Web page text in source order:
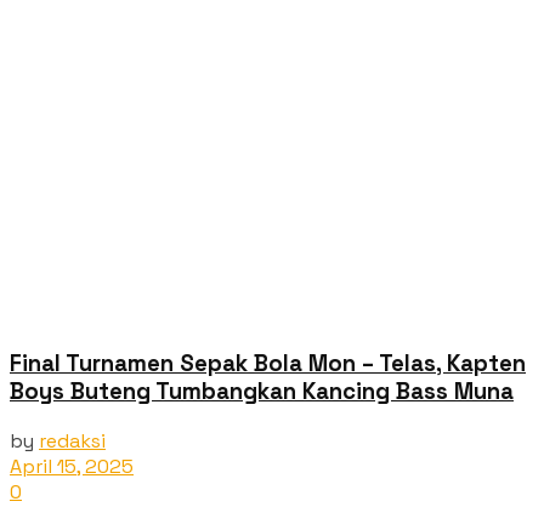
Final Turnamen Sepak Bola Mon – Telas, Kapten
Boys Buteng Tumbangkan Kancing Bass Muna
by redaksi
April 15, 2025
0